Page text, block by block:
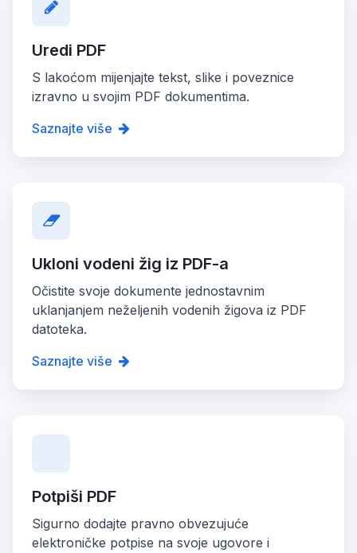
Uredi PDF
S lakoćom mijenjajte tekst, slike i poveznice
izravno u svojim PDF dokumentima.
Saznajte više
Ukloni vodeni žig iz PDF-a
Očistite svoje dokumente jednostavnim
uklanjanjem neželjenih vodenih žigova iz PDF
datoteka.
Saznajte više
Potpiši PDF
Sigurno dodajte pravno obvezujuće
elektroničke potpise na svoje ugovore i